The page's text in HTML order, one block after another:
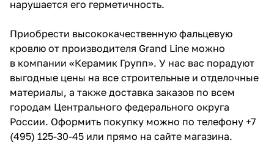
нарушается его герметичность.
Приобрести высококачественную фальцевую
кровлю от производителя Grand Line можно
в компании «Керамик Групп». У нас вас порадуют
выгодные цены на все строительные и отделочные
материалы, а также доставка заказов по всем
городам Центрального федерального округа
России. Оформить покупку можно по телефону +7
(495) 125-30-45 или прямо на сайте магазина.